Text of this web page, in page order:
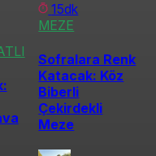
15dk
MEZE
Sofralara Renk
Katacak: Köz
Biberli
Çekirdekli
Meze